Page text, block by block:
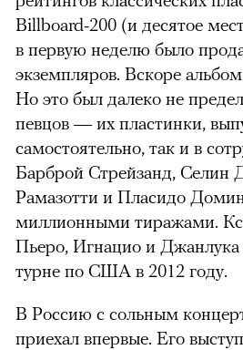
Billboard-200 (и десятое
в первую неделю было
экземпляров. Вскоре
Но это был далеко не
певцов — их пластинки,
самостоятельно, так и в
Барброй Стрейзанд, Селин
Рамазотти и Пласидо
миллионными тиражами.
Пьеро, Игнацио и Джанлука
турне по США в 2012 году.
В Россию с сольным
приехал впервые. Его